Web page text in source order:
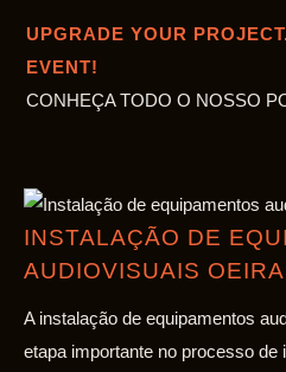
UPGRADE YOUR
EVENT!
CONHEÇA TODO O NOSSO
INSTALAÇÃO DE
AUDIOVISUAIS
A instalação de equipamentos
etapa importante no processo